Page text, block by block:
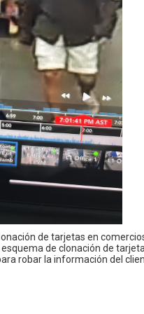
de tarjetas en
de clonación de
robar la información del